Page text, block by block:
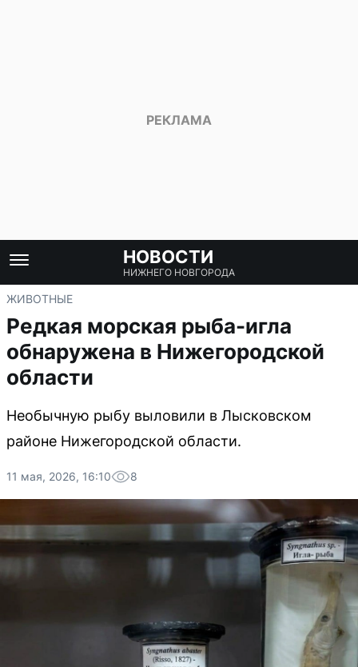
НОВОСТИ
НИЖНЕГО НОВГОРОДА
ЖИВОТНЫЕ
Редкая морская рыба-игла
обнаружена в Нижегородской
области
Необычную рыбу выловили в Лысковском
районе Нижегородской области.
11 мая, 2026, 16:10 8